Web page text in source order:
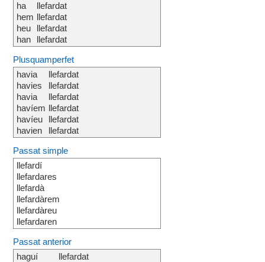
ha
hem
heu
han
llefardat
llefardat
llefardat
llefardat
Plusquamperfet
havia
havies
havia
havíem
havíeu
havien
llefardat
llefardat
llefardat
llefardat
llefardat
llefardat
Passat simple
llefardí
llefardares
llefardà
llefardàrem
llefardàreu
llefardaren
Passat anterior
haguí
llefardat